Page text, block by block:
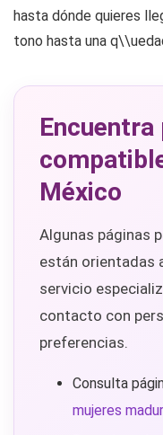
hasta dónde quieres
tono hasta una
México
Algunas páginas
están orientadas
servicio
contacto con
preferencias.
Consulta
mujeres